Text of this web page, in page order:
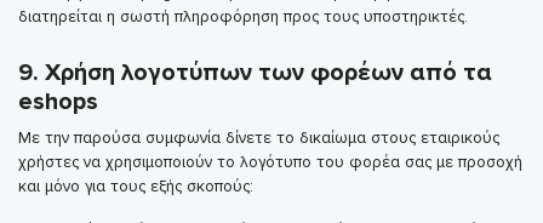
διατηρείται η σωστή πληροφόρηση προς τους υποστηρικτές.
9. Χρήση λογοτύπων των φορέων από τα
eshops
Με την παρούσα συμφωνία δίνετε το δικαίωμα στους εταιρικούς
χρήστες να χρησιμοποιούν το λογότυπο του φορέα σας με προσοχή
και μόνο για τους εξής σκοπούς: